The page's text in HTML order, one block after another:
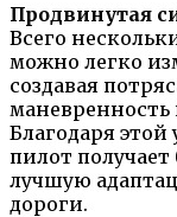
Продвинутая
Всего
можно легко
создавая
маневренность
Благодаря
пилот
лучшую
дороги.